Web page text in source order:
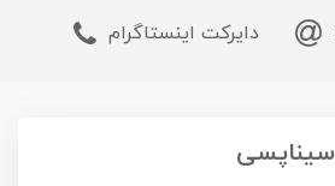
دایرکت اینستاگرام
سیناپسی